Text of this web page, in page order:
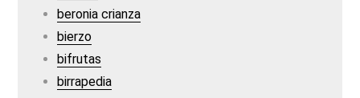
beronia crianza
bierzo
bifrutas
birrapedia